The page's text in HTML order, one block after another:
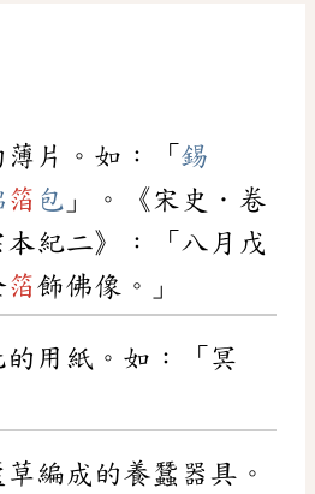
片。如：「 錫
箔 包 」。《宋史．卷
紀二》：「八月戊
箔飾佛像。」
用紙。如：「冥
編成的養蠶器具。